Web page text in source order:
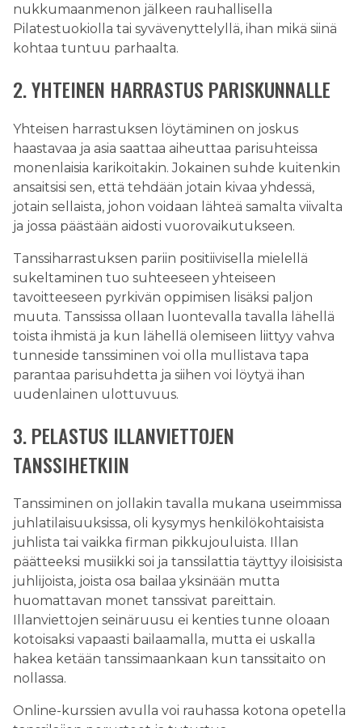
nukkumaanmenon jälkeen rauhallisella
Pilatestuokiolla tai syvävenyttelyllä, ihan mikä siinä
kohtaa tuntuu parhaalta.
2. YHTEINEN HARRASTUS PARISKUNNALLE
Yhteisen harrastuksen löytäminen on joskus
haastavaa ja asia saattaa aiheuttaa parisuhteissa
monenlaisia karikoitakin. Jokainen suhde kuitenkin
ansaitsisi sen, että tehdään jotain kivaa yhdessä,
jotain sellaista, johon voidaan lähteä samalta viivalta
ja jossa päästään aidosti vuorovaikutukseen.
Tanssiharrastuksen pariin positiivisella mielellä
sukeltaminen tuo suhteeseen yhteiseen
tavoitteeseen pyrkivän oppimisen lisäksi paljon
muuta. Tanssissa ollaan luontevalla tavalla lähellä
toista ihmistä ja kun lähellä olemiseen liittyy vahva
tunneside tanssiminen voi olla mullistava tapa
parantaa parisuhdetta ja siihen voi löytyä ihan
uudenlainen ulottuvuus.
3. PELASTUS ILLANVIETTOJEN
TANSSIHETKIIN
Tanssiminen on jollakin tavalla mukana useimmissa
juhlatilaisuuksissa, oli kysymys henkilökohtaisista
juhlista tai vaikka firman pikkujouluista. Illan
päätteeksi musiikki soi ja tanssilattia täyttyy iloisisista
juhlijoista, joista osa bailaa yksinään mutta
huomattavan monet tanssivat pareittain.
Illanviettojen seinäruusu ei kenties tunne oloaan
kotoisaksi vapaasti bailaamalla, mutta ei uskalla
hakea ketään tanssimaankaan kun tanssitaito on
nollassa.
Online-kurssien avulla voi rauhassa kotona opetella